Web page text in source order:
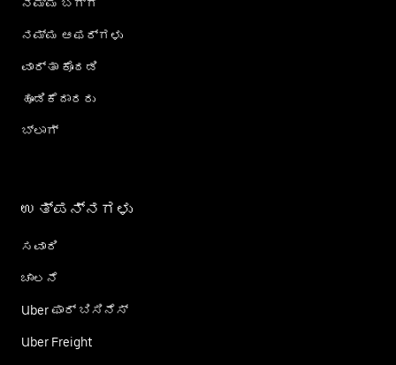
ನಮ್ಮ ಬಗ್ಗೆ
ನಮ್ಮ ಆಫರ್‌ಗಳು
ವಾರ್ತಾ ಕೊಠಡಿ
ಹೂಡಿಕೆದಾರರು
ಬ್ಲಾಗ್
ಉತ್ಪನ್ನಗಳು
ಸವಾರಿ
ಚಾಲನೆ
Uber ಫಾರ್ ಬಿಸಿನೆಸ್
Uber Freight